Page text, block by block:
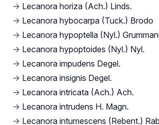
→ Lecanora horiza (Ach.) Linds.
→ Lecanora hybocarpa (Tuck.) Brodo
→ Lecanora hypoptella (Nyl.)
→ Lecanora hypoptoides (Nyl.) Nyl.
→ Lecanora impudens Degel.
→ Lecanora insignis Degel.
→ Lecanora intricata (Ach.) Ach.
→ Lecanora intrudens H. Magn.
→ Lecanora intumescens (Rebent.)